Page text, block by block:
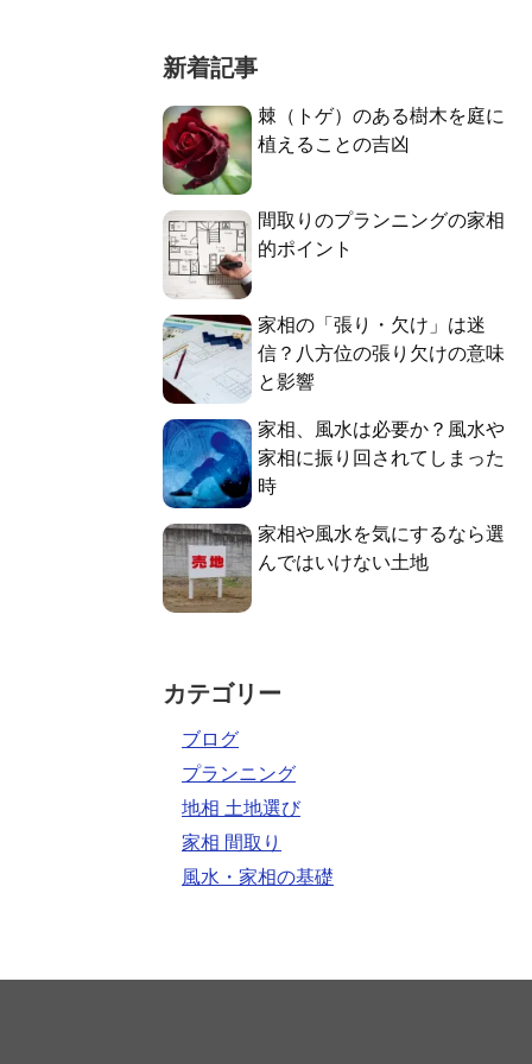
新着記事
棘（トゲ）のある樹木を庭に
植えることの吉凶
間取りのプランニングの家相
的ポイント
家相の「張り・欠け」は迷
信？八方位の張り欠けの意味
と影響
家相、風水は必要か？風水や
家相に振り回されてしまった
時
家相や風水を気にするなら選
んではいけない土地
カテゴリー
ブログ
プランニング
地相 土地選び
家相 間取り
風水・家相の基礎